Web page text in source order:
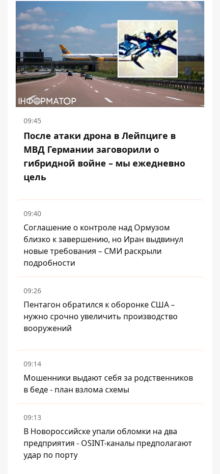
09:45
После атаки дрона в Лейпциге в
МВД Германии заговорили о
гибридной войне – мы ежедневно
цель
09:40
Соглашение о контроле над Ормузом
близко к завершению, но Иран выдвинул
новые требования – СМИ раскрыли
подробности
09:26
Пентагон обратился к оборонке США –
нужно срочно увеличить производство
вооружений
09:14
Мошенники выдают себя за родственников
в беде - план взлома схемы
09:13
В Новороссийске упали обломки на два
предприятия - OSINT-каналы предполагают
удар по порту